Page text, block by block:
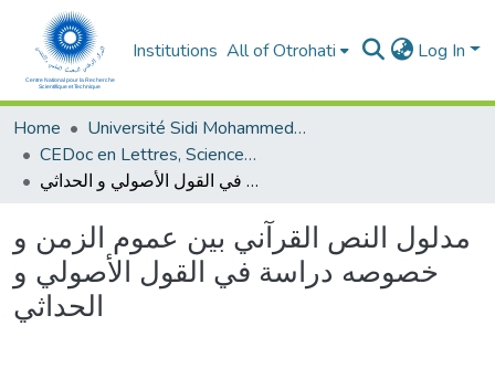
Institutions All of Otrohati Log In
Home
Université Sidi Mohammed Ben Abdellah - Fès
CEDoc en Lettres, Sciences Humaines, Arts et Sciences de l’Education (CED - LSHASE)
مدلول النص القرآني بين عموم الزمن و خصوصه دراسة في القول الأصولي و الحداثي
مدلول النص القرآني بين عموم الزمن و
خصوصه دراسة في القول الأصولي و
الحداثي